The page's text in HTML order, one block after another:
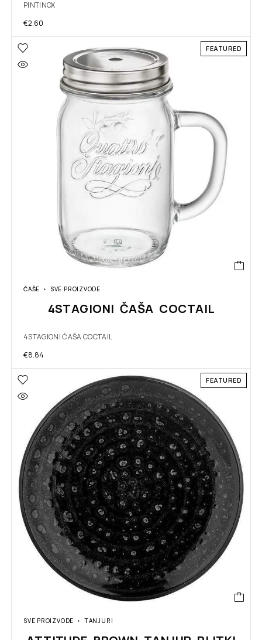
PINTINOX
€2.60
FEATURED
ČAŠE SVE PROIZVODE
4STAGIONI ČAŠA COCTAIL
4STAGIONI ČAŠA COCTAIL
€8.84
FEATURED
SVE PROIZVODE TANJURI